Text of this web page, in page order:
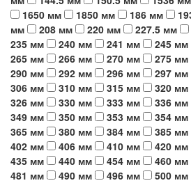
1650 мм
1850 мм 186 мм
мм
208 мм 220 мм 227.5 мм
235 мм
240 мм 241 мм 245 мм
265 мм
266 мм 270 мм 275 мм
290 мм
292 мм 296 мм 297 мм
306 мм
310 мм 315 мм 320 мм
326 мм
330 мм 333 мм 336 мм
349 мм
350 мм 353 мм 354 мм
365 мм
380 мм 384 мм 385 мм
402 мм
406 мм 410 мм 420 мм
435 мм
440 мм 454 мм 460 мм
481 мм
490 мм 496 мм 500 мм